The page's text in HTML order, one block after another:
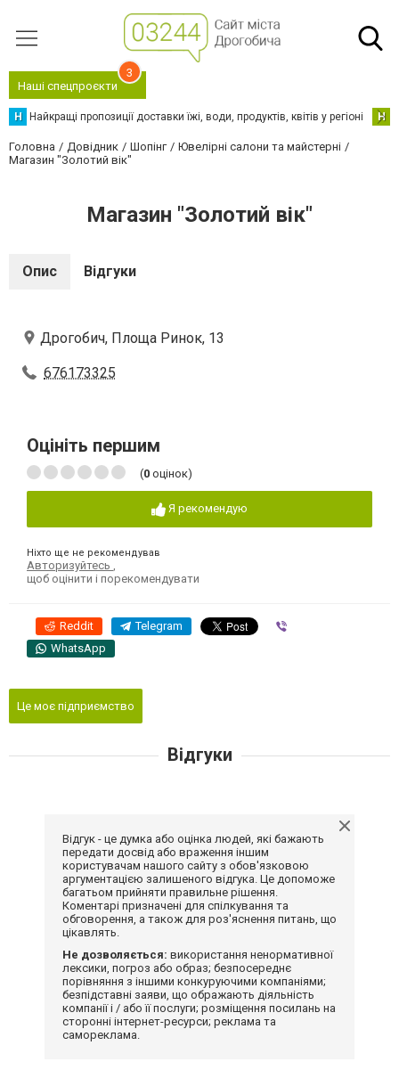
Наші спецпроєкти
3
Н Найкращі пропозиції доставки їжі, води, продуктів, квітів у регіоні Н
Головна Довідник Шопінг
Ювелірні салони та майстерні
Магазин "Золотий вік"
Магазин "Золотий вік"
Опис Відгуки
Дрогобич, Площа Ринок, 13
676173325
Оцініть першим
(0 оцінок)
Я рекомендую
Ніхто ще не рекомендував
Авторизуйтесь
щоб оцінити і порекомендувати
Reddit Telegram
WhatsApp
Це моє підприємство
Відгуки
Відгук - це думка або оцінка людей, які бажають
передати досвід або враження іншим
користувачам нашого сайту з обов'язковою
аргументацією залишеного відгука. Це допоможе
багатьом прийняти правильне рішення.
Коментарі призначені для спілкування та
обговорення, а також для роз'яснення питань, що
цікавлять.
Не дозволяється: використання ненормативної
лексики, погроз або образ; безпосереднє
порівняння з іншими конкуруючими компаніями;
безпідставні заяви, що ображають діяльність
компанії і / або її послуги; розміщення посилань на
сторонні інтернет-ресурси; реклама та
самореклама.